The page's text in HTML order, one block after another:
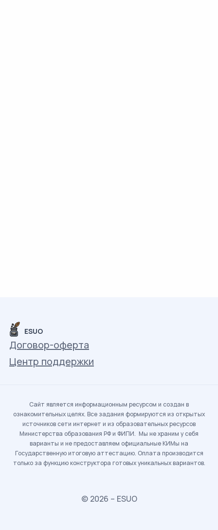
ESUO
Договор-оферта
Центр поддержки
Сайт является информационным ресурсом и создан в
ознакомительных целях. Все задания формируются из открытых
источников сети интернет и из образовательных ресурсов
Министерства образования РФ и ФИПИ. Мы не храним у себя
варианты и не предоставляем официальные КИМы на
Государственную итоговую аттестацию. Оплата производится
только за функцию конструктора готовых уникальных вариантов.
© 2026 – ESUO